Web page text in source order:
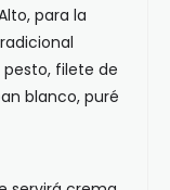
para la
filete de
blanco, puré